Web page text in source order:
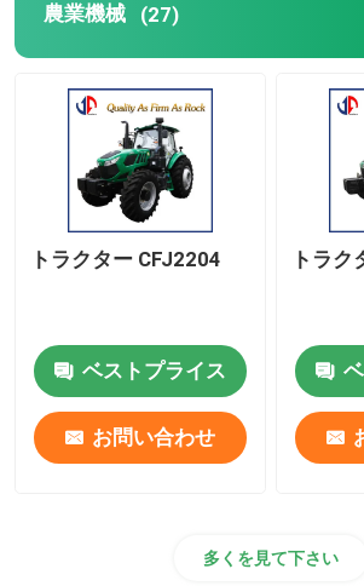
ほか
パーツ
振動式氷断機
農業機械 (27)
トラクター CFJ2204
ベストプライス
お問い合わせ
トラク
多くを見て下さい